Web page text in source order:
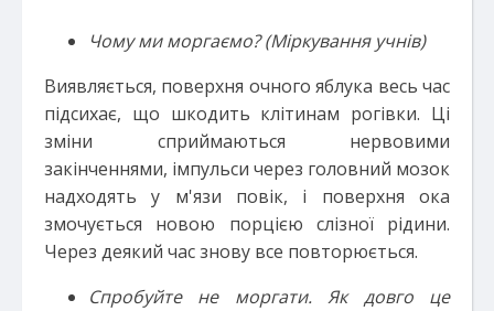
Чому ми моргаємо? (Міркування учнів)
Виявляється, поверхня очного яблука весь час
підсихає, що шкодить клітинам рогівки. Ці
зміни сприймаються нервовими
закінченнями, імпульси через головний мозок
надходять у м'язи повік, і поверхня ока
змочується новою порцією слізної рідини.
Через деякий час знову все повторюється.
Спробуйте не моргати. Як довго це